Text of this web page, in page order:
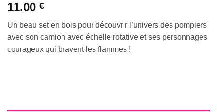
11.00 €
Un beau set en bois pour découvrir l’univers des pompiers
avec son camion avec échelle rotative et ses personnages
courageux qui bravent les flammes !